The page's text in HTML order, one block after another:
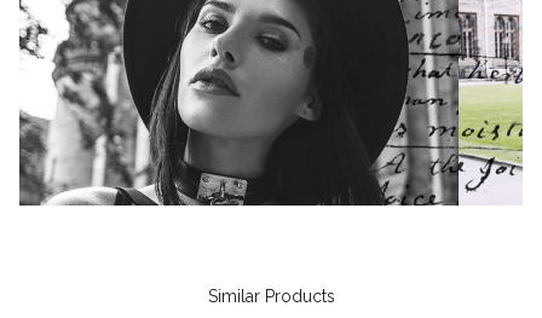
Similar Products